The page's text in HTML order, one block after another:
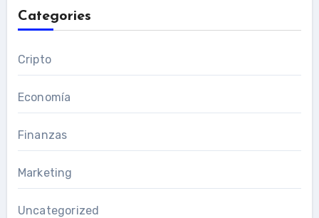
Categories
Cripto
Economía
Finanzas
Marketing
Uncategorized